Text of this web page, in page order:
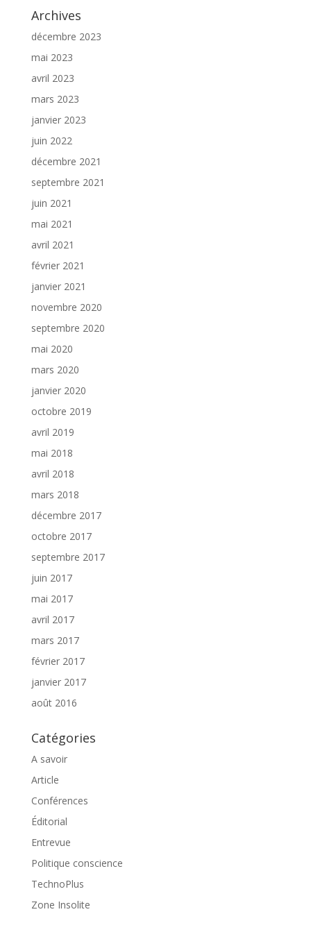
Archives
décembre 2023
mai 2023
avril 2023
mars 2023
janvier 2023
juin 2022
décembre 2021
septembre 2021
juin 2021
mai 2021
avril 2021
février 2021
janvier 2021
novembre 2020
septembre 2020
mai 2020
mars 2020
janvier 2020
octobre 2019
avril 2019
mai 2018
avril 2018
mars 2018
décembre 2017
octobre 2017
septembre 2017
juin 2017
mai 2017
avril 2017
mars 2017
février 2017
janvier 2017
août 2016
Catégories
A savoir
Article
Conférences
Éditorial
Entrevue
Politique conscience
TechnoPlus
Zone Insolite